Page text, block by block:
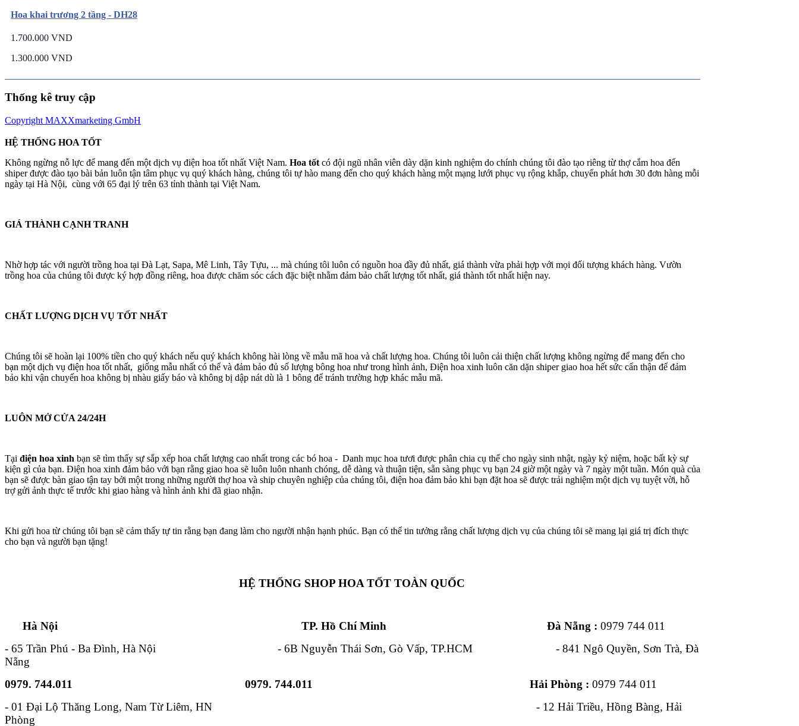
Hoa khai trương 2 tầng - DH28
1.700.000 VND
1.300.000 VND
Thống kê truy cập
Copyright MAXXmarketing GmbH
HỆ THỐNG HOA TỐT
Không ngừng nỗ lực để mang đến một dịch vụ điện hoa tốt nhất Việt Nam. Hoa tốt có đội ngũ nhân viên dày dặn kinh nghiệm do chính chúng tôi đào tạo riêng từ thợ cắm hoa đến
shiper được đào tạo bài bản luôn tận tâm phục vụ quý khách hàng, chúng tôi tự hào mang đến cho quý khách hàng một mạng lưới phục vụ rộng khắp, chuyển phát hơn 30 đơn hàng mỗi
ngày tại Hà Nội, cùng với 65 đại lý trên 63 tỉnh thành tại Việt Nam.
GIÁ THÀNH CẠNH TRANH
Nhờ hợp tác với người trồng hoa tại Đà Lạt, Sapa, Mê Linh, Tây Tựu, ... mà chúng tôi luôn có nguồn hoa đầy đủ nhất, giá thành vừa phải hợp với mọi đối tượng khách hàng. Vườn
trồng hoa của chúng tôi được ký hợp đồng riêng, hoa được chăm sóc cách đặc biệt nhằm đảm bảo chất lượng tốt nhất, giá thành tốt nhất hiện nay.
CHẤT LƯỢNG DỊCH VỤ TỐT NHẤT
Chúng tôi sẽ hoàn lại 100% tiền cho quý khách nếu quý khách không hài lòng về mẫu mã hoa và chất lượng hoa. Chúng tôi luôn cải thiện chất lượng không ngừng để mang đến cho
bạn một dịch vụ điện hoa tốt nhất, giống mẫu nhất có thể và đảm bảo đủ số lượng bông hoa như trong hình ảnh, Điện hoa xinh luôn căn dặn shiper giao hoa hết sức cẩn thận để đảm
bảo khi vận chuyển hoa không bị nhàu giấy báo và không bị dập nát dù là 1 bông để tránh trường hợp khác mẫu mã.
LUÔN MỞ CỬA 24/24H
Tại điện hoa xinh bạn sẽ tìm thấy sự sắp xếp hoa chất lượng cao nhất trong các bó hoa - Danh mục hoa tươi được phân chia cụ thể cho ngày sinh nhật, ngày kỷ niệm, hoặc bất kỳ sự
kiện gì của bạn. Điện hoa xinh đảm bảo với bạn rằng giao hoa sẽ luôn luôn nhanh chóng, dễ dàng và thuận tiện, sẵn sàng phục vụ bạn 24 giờ một ngày và 7 ngày một tuần. Món quà của
bạn sẽ được bàn giao tận tay bởi một trong những người thợ hoa và ship chuyên nghiệp của chúng tôi, điện hoa đảm bảo khi bạn đặt hoa sẽ được trải nghiệm một dịch vụ tuyệt vời, hỗ
trợ gửi ảnh thực tế trước khi giao hàng và hình ảnh khi đã giao nhận.
Khi gửi hoa từ chúng tôi bạn sẽ cảm thấy tự tin rằng bạn đang làm cho người nhận hạnh phúc. Bạn có thể tin tưởng rằng chất lượng dịch vụ của chúng tôi sẽ mang lại giá trị đích thực
cho bạn và người bạn tặng!
HỆ THỐNG SHOP HOA TỐT TOÀN QUỐC
Hà Nội TP. Hồ Chí Minh Đà Nẵng : 0979 744 011
- 65 Trần Phú - Ba Đình, Hà Nội - 6B Nguyễn Thái Sơn, Gò Vấp, TP.HCM - 841 Ngô Quyền, Sơn Trà, Đà
Nẵng
0979. 744.011
0979. 744.011 Hải Phòng : 0979 744 011
- 01 Đại Lộ Thăng Long, Nam Từ Liêm, HN - 12 Hải Triều, Hồng Bàng, Hải
Phòng